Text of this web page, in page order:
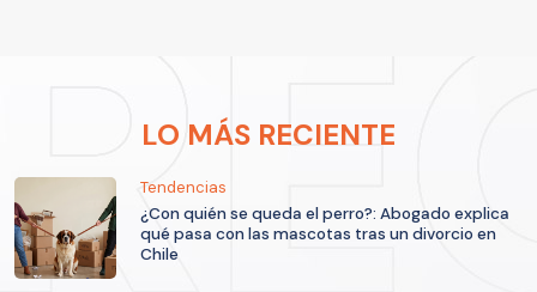
LO MÁS RECIENTE
Tendencias
¿Con quién se queda el perro?: Abogado explica
qué pasa con las mascotas tras un divorcio en
Chile